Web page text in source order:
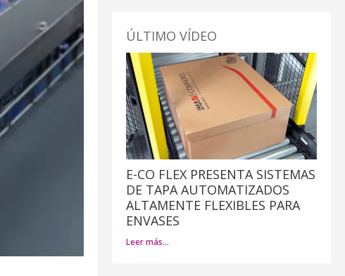
ÚLTIMO VÍDEO
E-CO FLEX PRESENTA SISTEMAS
DE TAPA AUTOMATIZADOS
ALTAMENTE FLEXIBLES PARA
ENVASES
Leer más…